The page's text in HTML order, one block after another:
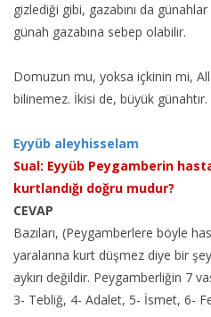
gizlediği gibi, gazabını da
günah gazabına sebep olabilir.
Domuzun mu, yoksa içkinin mi,
bilinemez. İkisi de, büyük
Eyyüb aleyhisselam
Sual: Eyyüb Peygamberin
kurtlandığı doğru mudur?
CEVAP
Bazıları, (Peygamberlere böyle
yaralarına kurt düşmez diye bir
aykırı değildir. Peygamberliğin 7
3- Tebliğ, 4- Adalet, 5- İsmet, 6-